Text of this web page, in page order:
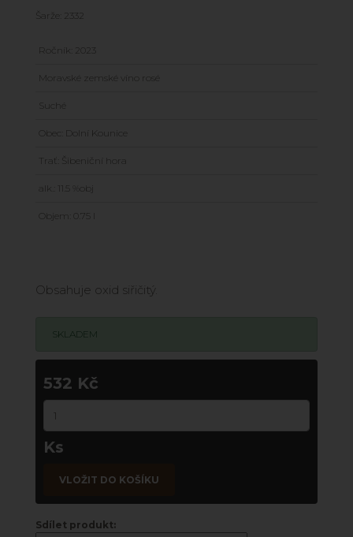
Šarže: 2332
Ročník: 2023
Moravské zemské víno rosé
Suché
Obec: Dolní Kounice
Trať: Šibeniční hora
alk.: 11.5 %obj
Objem: 0.75 l
Obsahuje oxid siřičitý.
SKLADEM
532 Kč
Ks
VLOŽIT DO KOŠÍKU
Sdílet produkt: